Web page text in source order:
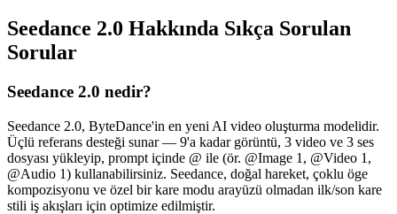
Seedance 2.0 Hakkında Sıkça Sorulan
Sorular
Seedance 2.0 nedir?
Seedance 2.0, ByteDance'in en yeni AI video oluşturma modelidir.
Üçlü referans desteği sunar — 9'a kadar görüntü, 3 video ve 3 ses
dosyası yükleyip, prompt içinde @ ile (ör. @Image 1, @Video 1,
@Audio 1) kullanabilirsiniz. Seedance, doğal hareket, çoklu öge
kompozisyonu ve özel bir kare modu arayüzü olmadan ilk/son kare
stili iş akışları için optimize edilmiştir.